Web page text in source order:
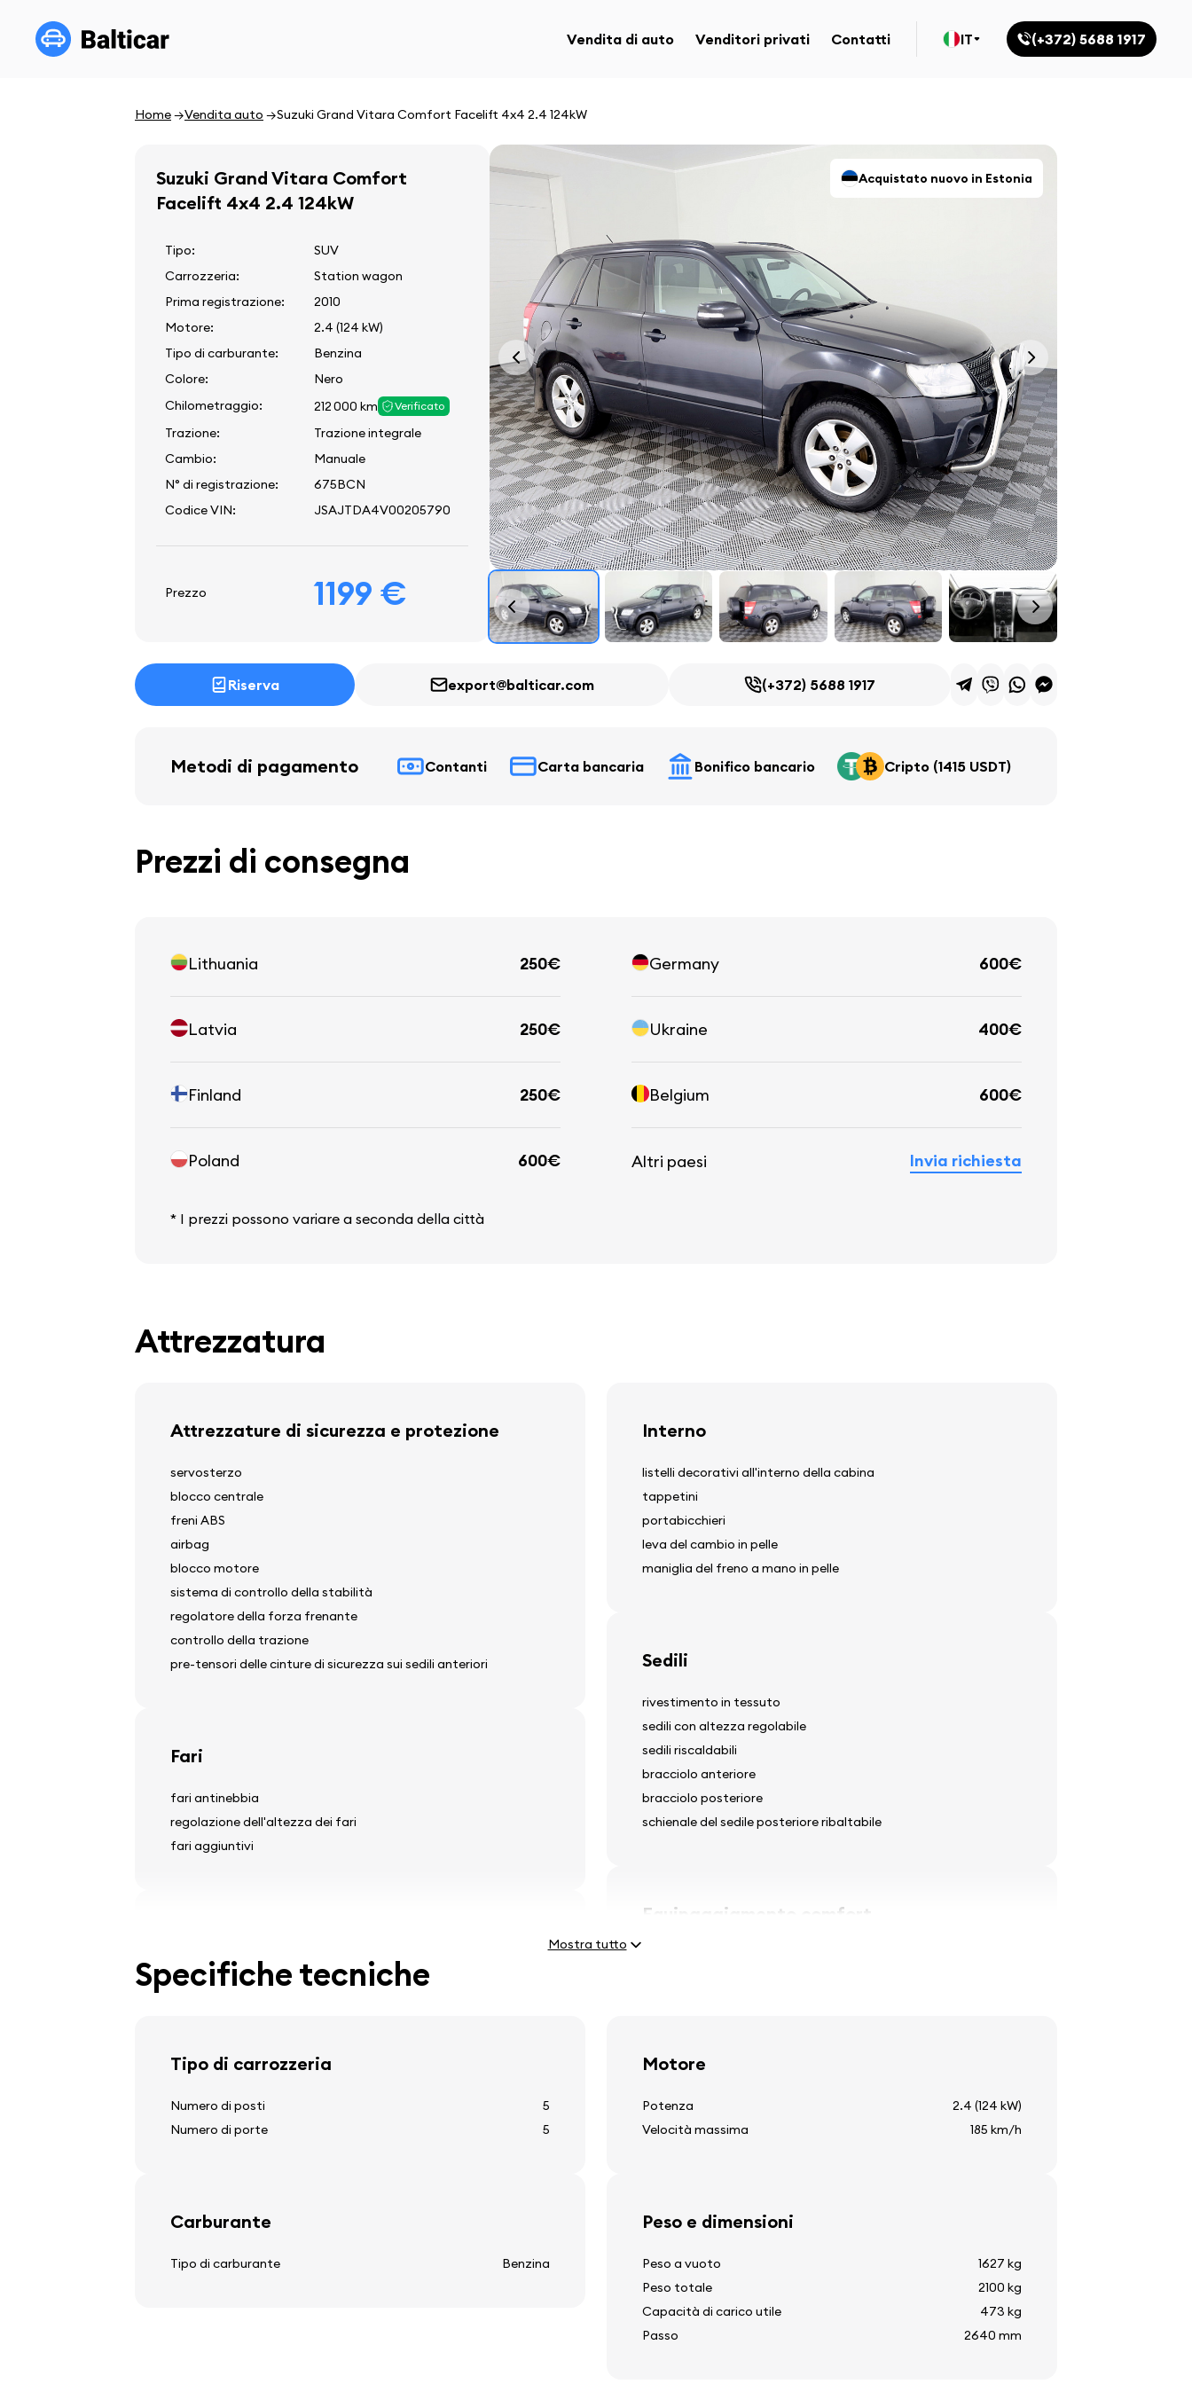
Vendita di auto Venditori privati Contatti IT (+372) 5688 1917
Home Vendita auto Suzuki Grand Vitara Comfort Facelift 4x4 2.4 124kW
Suzuki Grand Vitara Comfort
Facelift 4x4 2.4 124kW
Tipo:
SUV
Carrozzeria:
Station wagon
Prima registrazione:
2010
Motore:
2.4 (124 kW)
Tipo di carburante:
Benzina
Colore:
Nero
Chilometraggio:
212 000 km Verificato
Trazione:
Trazione integrale
Cambio:
Manuale
N° di registrazione:
675BCN
Codice VIN:
JSAJTDA4V00205790
Prezzo 1199 €
Acquistato nuovo in Estonia
Riserva export@balticar.com (+372) 5688 1917
Metodi di pagamento Contanti Carta bancaria Bonifico bancario Cripto (1415 USDT)
Prezzi di consegna
Lithuania 250€
Latvia 250€
Finland 250€
Poland 600€
Germany 600€
Ukraine 400€
Belgium 600€
Altri paesi Invia richiesta
* I prezzi possono variare a seconda della città
Attrezzatura
Attrezzature di sicurezza e protezione
servosterzo
blocco centrale
freni ABS
airbag
blocco motore
sistema di controllo della stabilità
regolatore della forza frenante
controllo della trazione
pre-tensori delle cinture di sicurezza sui sedili anteriori
Fari
fari antinebbia
regolazione dell'altezza dei fari
fari aggiuntivi
cerchi in lega leggera
Volante
colonna sterzo regolabile
volante multifunzione
Audio, video, comunicazione
stereo
Interno
listelli decorativi all'interno della cabina
tappetini
portabicchieri
leva del cambio in pelle
maniglia del freno a mano in pelle
Sedili
rivestimento in tessuto
sedili con altezza regolabile
sedili riscaldabili
bracciolo anteriore
bracciolo posteriore
schienale del sedile posteriore ribaltabile
Equipaggiamento comfort
riscaldamento del lunotto
display della temperatura esterna
pulitore del lunotto posteriore
Mostra tutto
Specifiche tecniche
Tipo di carrozzeria
Numero di posti
5
Numero di porte
5
Carburante
Tipo di carburante Benzina
Motore
Potenza
2.4 (124 kW)
Velocità massima
185 km/h
Peso e dimensioni
Peso a vuoto
1627 kg
Peso totale
2100 kg
Capacità di carico utile
473 kg
Passo
2640 mm